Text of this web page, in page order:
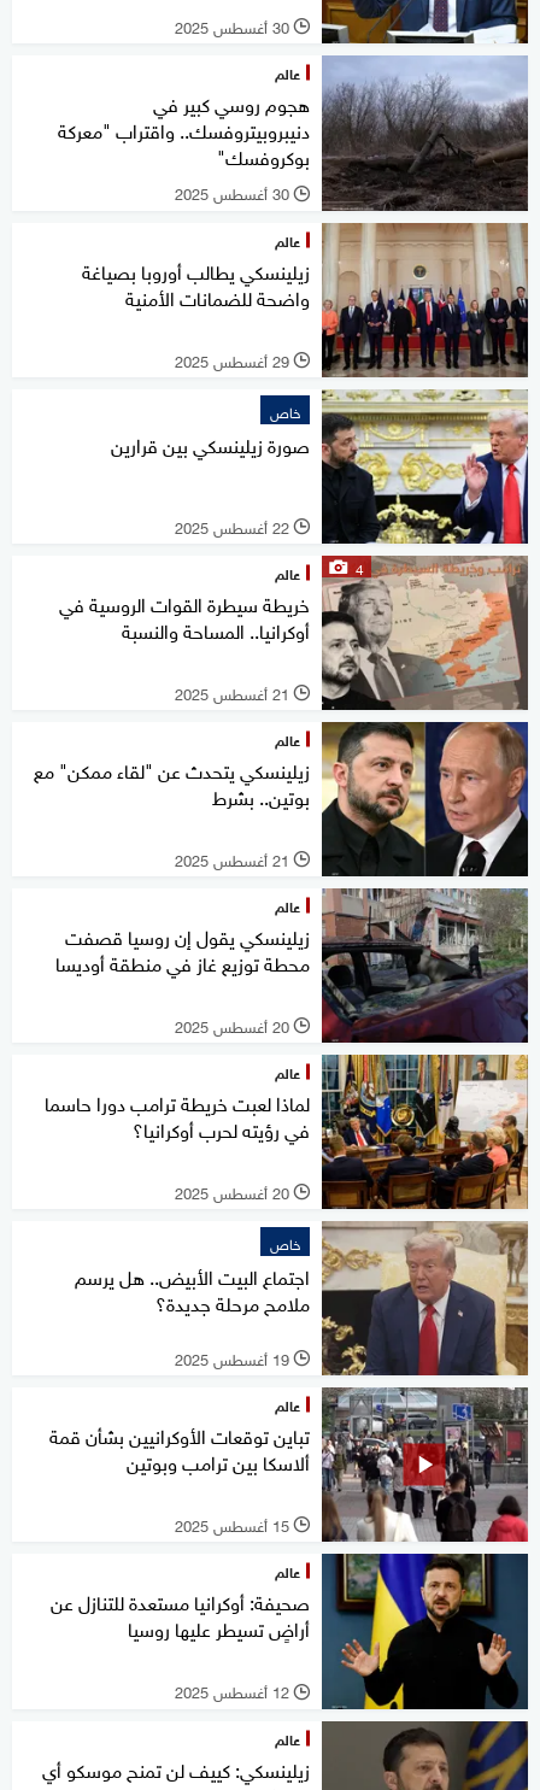
l 30 أغسطس 2025
عالم
هجوم روسي كبير في
دنيبروبيتروفسك.. واقتراب "معركة
بوكروفسك"
l 30 أغسطس 2025
عالم
زيلينسكي يطالب أوروبا بصياغة
واضحة للضمانات الأمنية
l 29 أغسطس 2025
خاص
l 22 أغسطس 2025
4 عالم
خريطة سيطرة القوات الروسية في
أوكرانيا.. المساحة والنسبة
l 21 أغسطس 2025
عالم
زيلينسكي يتحدث عن "لقاء ممكن" مع
بوتين.. بشرط
l 21 أغسطس 2025
عالم
زيلينسكي يقول إن روسيا قصفت
محطة توزيع غاز في منطقة أوديسا
l 20 أغسطس 2025
عالم
لماذا لعبت خريطة ترامب دورا حاسما
في رؤيته لحرب أوكرانيا؟
l 20 أغسطس 2025
خاص
اجتماع البيت الأبيض.. هل يرسم
ملامح مرحلة جديدة؟
l 19 أغسطس 2025
عالم
تباين توقعات الأوكرانيين بشأن قمة
ألاسكا بين ترامب وبوتين
l 15 أغسطس 2025
عالم
صحيفة: أوكرانيا مستعدة للتنازل عن
أراضٍ تسيطر عليها روسيا
l 12 أغسطس 2025
عالم
زيلينسكي: كييف لن تمنح موسكو أي